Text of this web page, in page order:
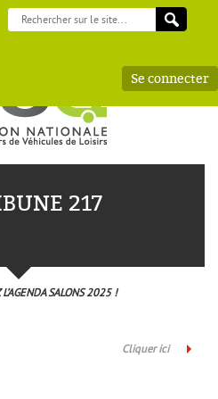
Se connecter
217
SALONS 2025 !
Cliquer ici